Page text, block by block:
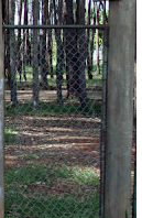
em
pela Justiça
os feirantes